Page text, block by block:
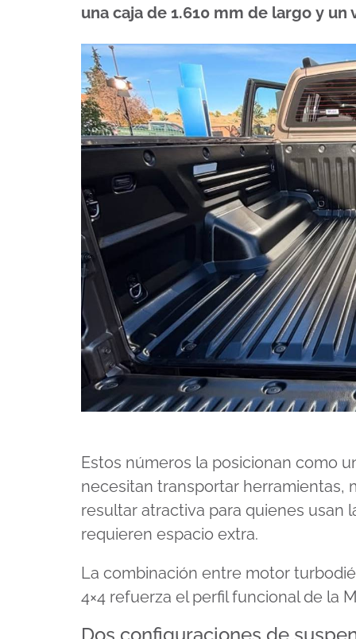
una caja de 1.610 mm de largo y un
Estos números la posicionan como
necesitan transportar herramientas,
resultar atractiva para quienes usan
requieren espacio extra.
La combinación entre motor
4×4 refuerza el perfil funcional de la